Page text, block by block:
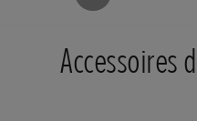
Accessoires